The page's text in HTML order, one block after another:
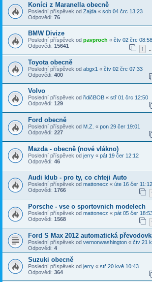
Koníci z Maranella obecně
Poslední příspěvek od Zajda « sob 04 črc 13:23
Odpovědi: 76
BMW Divize
Poslední příspěvek od pavproch « čtv 02 črc 08:58
Odpovědi: 15641 1 …
Toyota obecně
Poslední příspěvek od abgx1 « čtv 02 črc 07:33
Odpovědi: 400
Volvo
Poslední příspěvek od řidičBOB « stř 01 črc 12:50
Odpovědi: 129
Ford obecně
Poslední příspěvek od M.Z. « pon 29 čer 19:01
Odpovědi: 227
Mazda - obecně (nové vlákno)
Poslední příspěvek od jerry « pát 19 čer 12:12
Odpovědi: 46
Audi klub - pro ty, co chteji Auto
Poslední příspěvek od mattonecz « úte 16 čer 11:12
Odpovědi: 1766
Porsche - vse o sportovnich modelech
Poslední příspěvek od mattonecz « pát 05 čer
Odpovědi: 1568
Ford S Max 2012 automatická
Poslední příspěvek od vernonwashington « čtv 21
Odpovědi: 4
Suzuki obecně
Poslední příspěvek od jerry « stř 20 kvě 10:43
Odpovědi: 364